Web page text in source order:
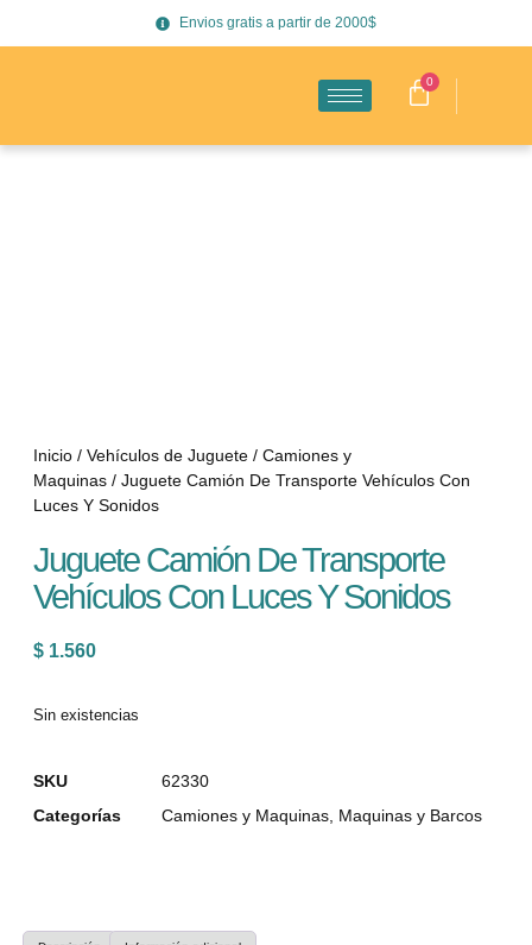
Envios gratis a partir de 2000$
0
Inicio / Vehículos de Juguete / Camiones y
Maquinas / Juguete Camión De Transporte Vehículos Con
Luces Y Sonidos
Juguete Camión De Transporte
Vehículos Con Luces Y Sonidos
$ 1.560
Sin existencias
SKU
62330
Categorías
Camiones y Maquinas Maquinas y Barcos